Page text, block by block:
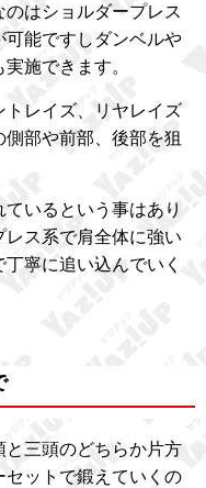
はショルダープレス
能ですしダンベルや
施できます。
トレイズ、リヤレイズ
部や前部、後部を狙
いるという事はあり
レス系で肩全体に強い
寧に追い込んでいく
と三頭のどちらか片方
ットで鍛えていくの